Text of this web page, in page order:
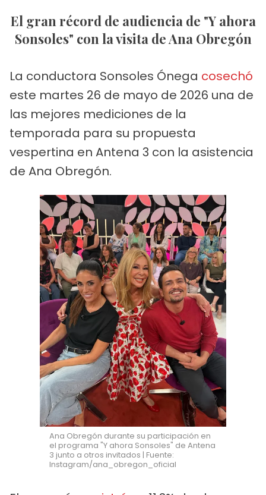
El gran récord de audiencia de "Y ahora
Sonsoles" con la visita de Ana Obregón
La conductora Sonsoles Ónega cosechó
este martes 26 de mayo de 2026 una de
las mejores mediciones de la
temporada para su propuesta
vespertina en Antena 3 con la asistencia
de Ana Obregón.
Ana Obregón durante su participación en
el programa "Y ahora Sonsoles" de Antena
3 junto a otros invitados | Fuente:
Instagram/ana_obregon_oficial